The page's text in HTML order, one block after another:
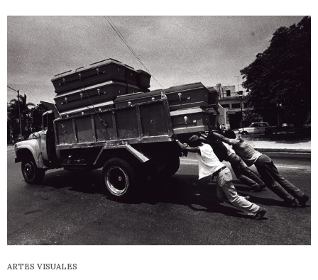
ARTES VISUALES